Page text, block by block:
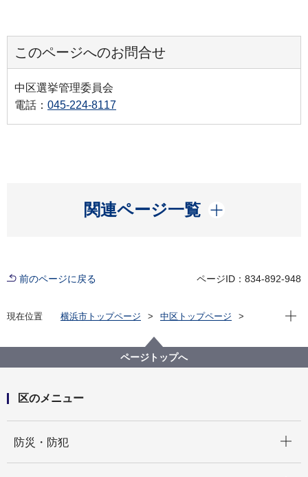
このページへのお問合せ
中区選挙管理委員会
電話： 045-224-8117
関連ページ一覧
開く
前のページに戻る ページID：834-892-948
現在位置 横浜市トップページ
中区トップページ
【選挙啓発】ハローよこはま2025人気マスコット投票
現在
ページトップへ
区のメニュー
防災・防犯